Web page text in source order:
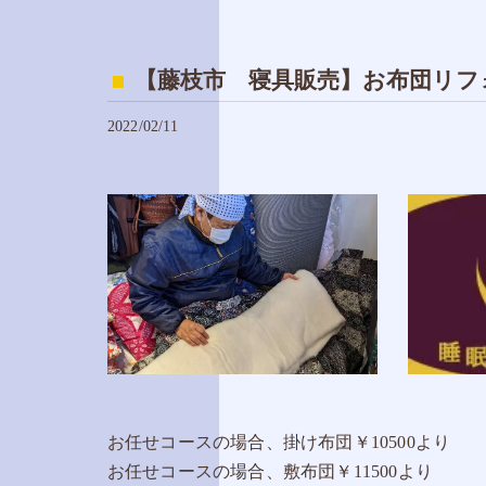
【藤枝市 寝具販売】お布団リフ
2022/02/11
お任せコースの場合、掛け布団￥10500より
お任せコースの場合、敷布団￥11500より